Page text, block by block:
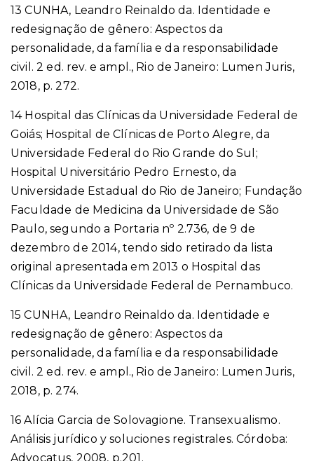
13 CUNHA, Leandro Reinaldo da. Identidade e
redesignação de gênero: Aspectos da
personalidade, da família e da responsabilidade
civil. 2 ed. rev. e ampl., Rio de Janeiro: Lumen Juris,
2018, p. 272.
14 Hospital das Clínicas da Universidade Federal de
Goiás; Hospital de Clínicas de Porto Alegre, da
Universidade Federal do Rio Grande do Sul;
Hospital Universitário Pedro Ernesto, da
Universidade Estadual do Rio de Janeiro; Fundação
Faculdade de Medicina da Universidade de São
Paulo, segundo a Portaria nº 2.736, de 9 de
dezembro de 2014, tendo sido retirado da lista
original apresentada em 2013 o Hospital das
Clínicas da Universidade Federal de Pernambuco.
15 CUNHA, Leandro Reinaldo da. Identidade e
redesignação de gênero: Aspectos da
personalidade, da família e da responsabilidade
civil. 2 ed. rev. e ampl., Rio de Janeiro: Lumen Juris,
2018, p. 274.
16 Alícia Garcia de Solovagione. Transexualismo.
Análisis jurídico y soluciones registrales. Córdoba:
Advocatus, 2008, p.201.